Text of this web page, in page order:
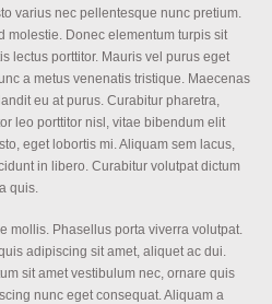
varius nec pellentesque nunc pretium.
molestie. Donec elementum turpis sit
lectus porttitor. Mauris vel purus eget
a metus venenatis tristique. Maecenas
eu at purus. Curabitur pharetra,
leo porttitor nisl, vitae bibendum elit
eget lobortis mi. Aliquam sem lacus,
in libero. Curabitur volutpat dictum
quis.
mollis. Phasellus porta viverra volutpat.
adipiscing sit amet, aliquet ac dui.
sit amet vestibulum nec, ornare quis
nunc eget consequat. Aliquam a